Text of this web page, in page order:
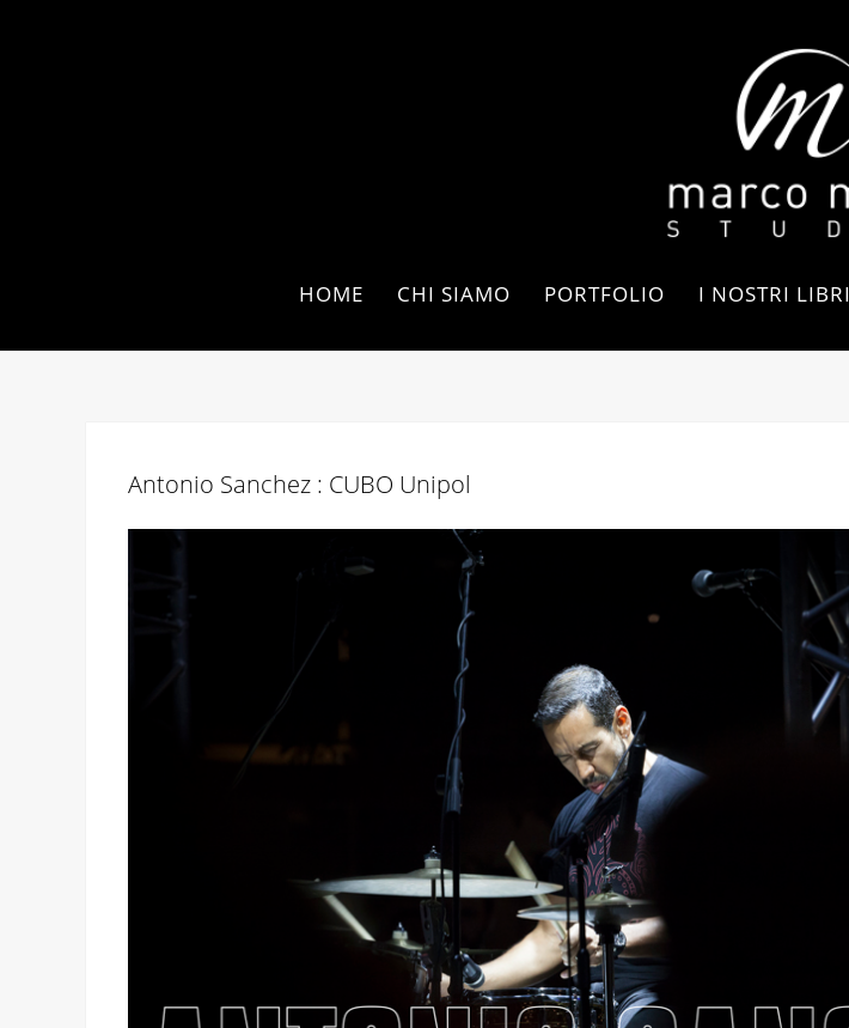
HOME CHI SIAMO PORTFOLIO I NOSTRI LIBRI
Antonio Sanchez : CUBO Unipol